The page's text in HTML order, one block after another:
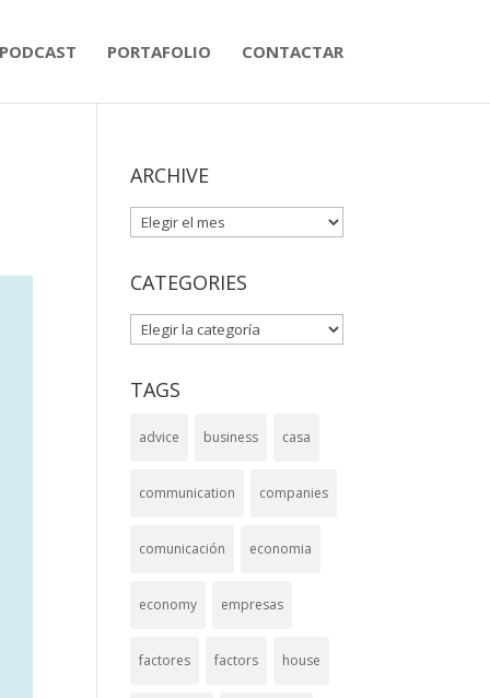
PODCAST PORTAFOLIO CONTACTAR
ARCHIVE
ARCHIVE
CATEGORIES
CATEGORIES
TAGS
advice business casa
communication companies
comunicación economia
economy empresas
factores factors house